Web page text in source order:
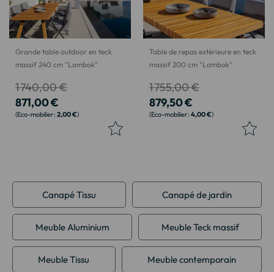
Grande table outdoor en teck
massif 240 cm "Lombok"
871,00 €
2,00 €
1 740,00 €
Table de repas extérieure en teck
massif 200 cm "Lombok"
879,50 €
4,00 €
1 755,00 €
Canapé Tissu Canapé de jardin
Meuble Aluminium Meuble Teck massif
Meuble Tissu Meuble contemporain